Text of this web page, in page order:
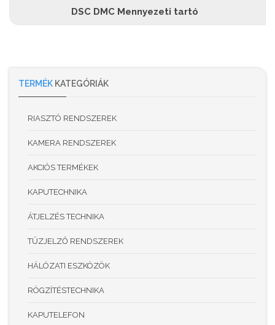
DSC DMC Mennyezeti tartó
TERMÉK KATEGÓRIÁK
RIASZTÓ RENDSZEREK
KAMERA RENDSZEREK
AKCIÓS TERMÉKEK
KAPUTECHNIKA
ÁTJELZÉS TECHNIKA
TŰZJELZŐ RENDSZEREK
HÁLÓZATI ESZKÖZÖK
RÖGZÍTÉSTECHNIKA
KAPUTELEFON